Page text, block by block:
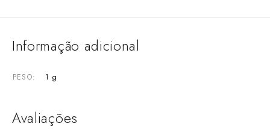
Informação adicional
PESO 1 g
Avaliações